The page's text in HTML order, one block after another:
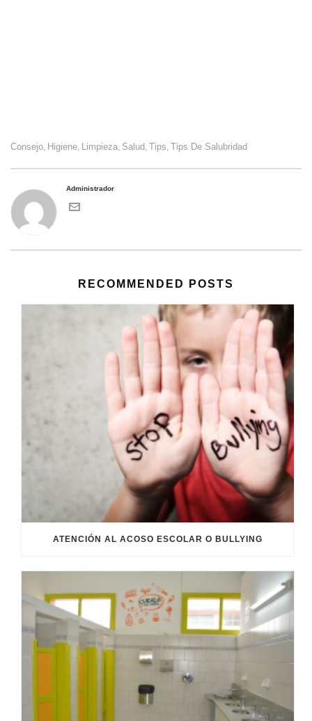
Consejo, Higiene, Limpieza, Salud, Tips, Tips De Salubridad
Administrador
RECOMMENDED POSTS
ATENCIÓN AL ACOSO ESCOLAR O BULLYING